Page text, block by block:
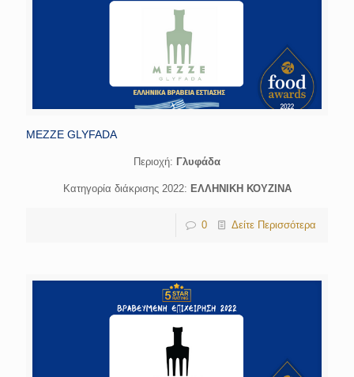
MEZZE GLYFADA
Περιοχή: Γλυφάδα
Κατηγορία διάκρισης 2022: ΕΛΛΗΝΙΚΗ ΚΟΥΖΙΝΑ
0 Δείτε Περισσότερα